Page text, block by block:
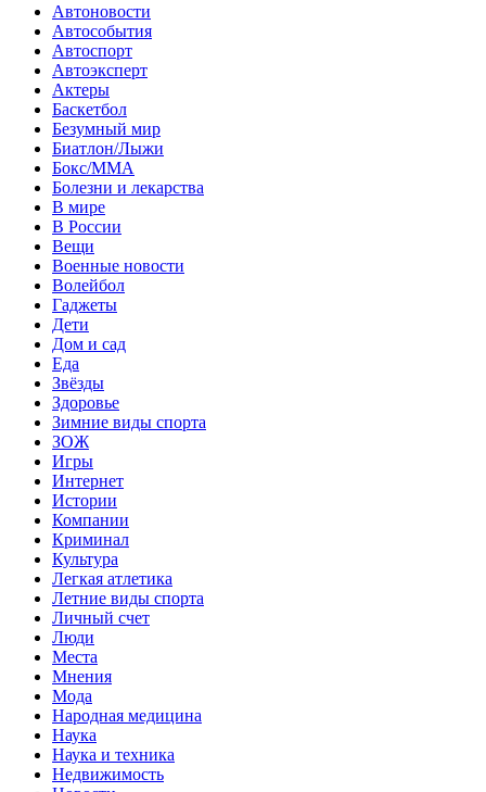
Автоновости
Автособытия
Автоспорт
Автоэксперт
Актеры
Баскетбол
Безумный мир
Биатлон/Лыжи
Бокс/MMA
Болезни и лекарства
В мире
В России
Вещи
Военные новости
Волейбол
Гаджеты
Дети
Дом и сад
Еда
Звёзды
Здоровье
Зимние виды спорта
ЗОЖ
Игры
Интернет
Истории
Компании
Криминал
Культура
Легкая атлетика
Летние виды спорта
Личный счет
Люди
Места
Мнения
Мода
Народная медицина
Наука
Наука и техника
Недвижимость